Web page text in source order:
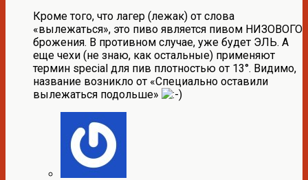
Кроме того, что лагер (лежак) от слова
«вылежаться», это пиво является пивом НИЗОВОГО
брожения. В противном случае, уже будет ЭЛЬ. А
еще чехи (не знаю, как остальные) применяют
термин special для пив плотностью от 13°. Видимо,
название возникло от «Специально оставили
вылежаться подольше»